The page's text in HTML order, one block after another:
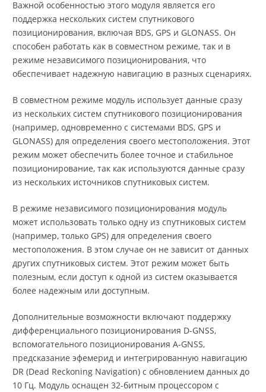
Важной особенностью этого модуля является его
поддержка нескольких систем спутникового
позиционирования, включая BDS, GPS и GLONASS. Он
способен работать как в совместном режиме, так и в
режиме независимого позиционирования, что
обеспечивает надежную навигацию в разных сценариях.
В совместном режиме модуль использует данные сразу
из нескольких систем спутникового позиционирования
(например, одновременно с системами BDS, GPS и
GLONASS) для определения своего местоположения. Этот
режим может обеспечить более точное и стабильное
позиционирование, так как используются данные сразу
из нескольких источников спутниковых систем.
В режиме независимого позиционирования модуль
может использовать только одну из спутниковых систем
(например, только GPS) для определения своего
местоположения. В этом случае он не зависит от данных
других спутниковых систем. Этот режим может быть
полезным, если доступ к одной из систем оказывается
более надежным или доступным.
Дополнительные возможности включают поддержку
дифференциального позиционирования D-GNSS,
вспомогательного позиционирования A-GNSS,
предсказание эфемерид и интегрированную навигацию
DR (Dead Reckoning Navigation) с обновлением данных до
10 Гц. Модуль оснащен 32-битным процессором с